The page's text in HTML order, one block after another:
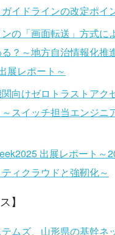
イドラインの改定ポイ
の「画面転送」方式に
？～地方自治情報化推
展レポート～
向けゼロトラストアク
スイッチ担当エンジニ
出展レポート～
ィクラウドと強靭化～
】
ムズ、山形県の基幹ネ